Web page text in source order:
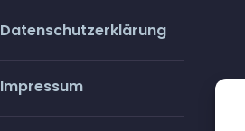
Datenschutzerklärung
Impressum